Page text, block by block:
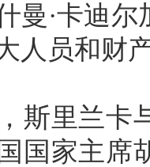
曼·卡迪
人员和财
里兰卡与
国家主席